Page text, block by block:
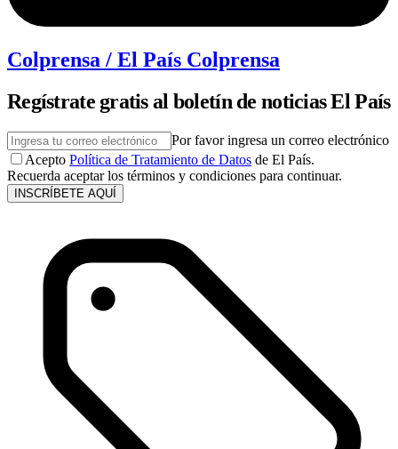
Colprensa / El País Colprensa
Regístrate gratis al boletín de noticias El País
Por favor ingresa un correo electrónico
Acepto Política de Tratamiento de Datos de El País.
Recuerda aceptar los términos y condiciones para continuar.
INSCRÍBETE AQUÍ